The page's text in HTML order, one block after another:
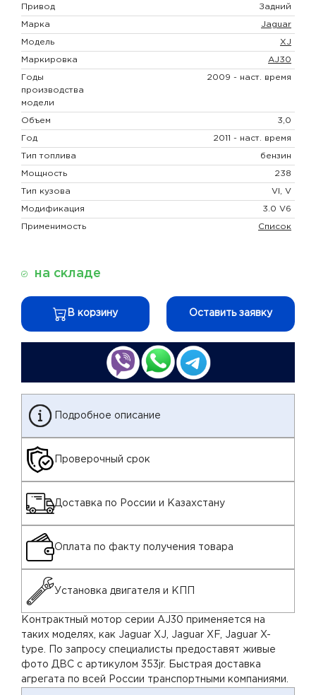
Привод Задний
Марка Jaguar
Модель XJ
Маркировка AJ30
Годы
производства
модели
2009 - наст. время
Объем 3,0
Год 2011 - наст. время
Тип топлива бензин
Мощность 238
Тип кузова VI, V
Модификация 3.0 V6
Применимость Список
на складе
В корзину Оставить заявку
Подробное описание
Проверочный срок
Доставка по России и Казахстану
Оплата по факту получения товара
Установка двигателя и КПП
Контрактный мотор серии AJ30 применяется на
таких моделях, как Jaguar XJ, Jaguar XF, Jaguar X-
type. По запросу специалисты предоставят живые
фото ДВС с артикулом 353jr. Быстрая доставка
агрегата по всей России транспортными компаниями.